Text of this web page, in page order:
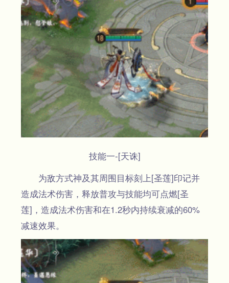
技能一-[天诛]
为敌方式神及其周围目标刻上[圣莲]印记并
造成法术伤害，释放普攻与技能均可点燃[圣
莲]，造成法术伤害和在1.2秒内持续衰减的60%
减速效果。